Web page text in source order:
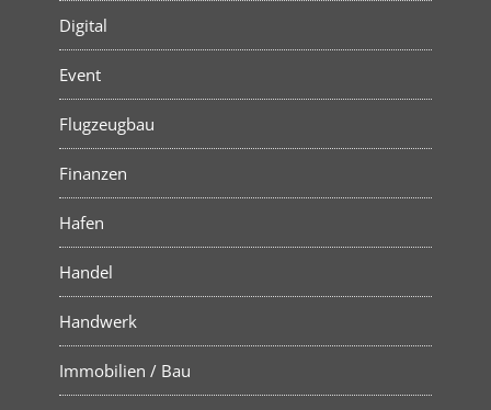
Digital
Event
Flugzeugbau
Finanzen
Hafen
Handel
Handwerk
Immobilien / Bau